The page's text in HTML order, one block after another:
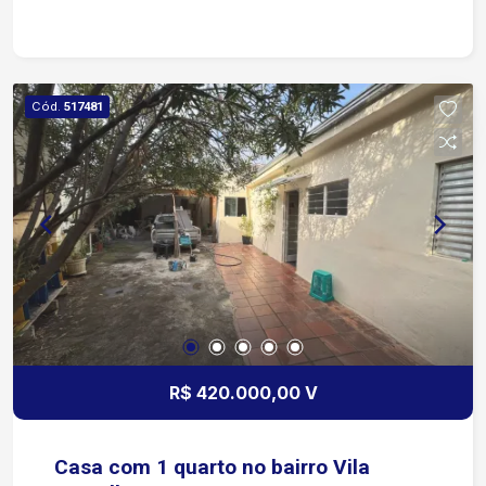
Washington Luiz Aproximadamente 7 minutos da
Rodovia Raposo Tavares Fácil acesso ao Centro
de Sorocaba em cerca de 10 minutos Região
próxima a supermercados, farmácias, escolas,
padarias, bancos e diversos comércios
Transporte público nas proximidades
Cód. 517481
R$ 420.000,00 V
Casa com 1 quarto no bairro Vila